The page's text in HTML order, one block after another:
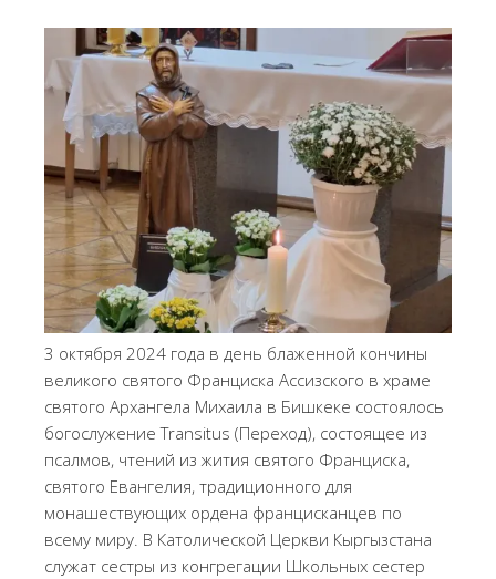
3 октября 2024 года в день блаженной кончины
великого святого Франциска Ассизского в храме
святого Архангела Михаила в Бишкеке состоялось
богослужение Transitus (Переход), состоящее из
псалмов, чтений из жития святого Франциска,
святого Евангелия, традиционного для
монашествующих ордена францисканцев по
всему миру. В Католической Церкви Кыргызстана
служат сестры из конгрегации Школьных сестер